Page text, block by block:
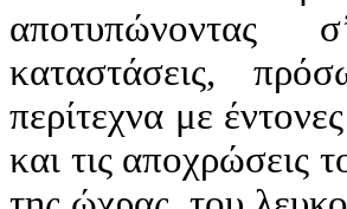
αποτυπώνοντας
καταστάσεις,
περίτεχνα με
και τις αποχρώσεις